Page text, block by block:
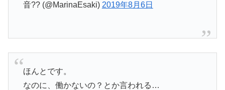
音?? (@MarinaEsaki) 2019年8月6日
ほんとです。
なのに、働かないの？とか言われる…